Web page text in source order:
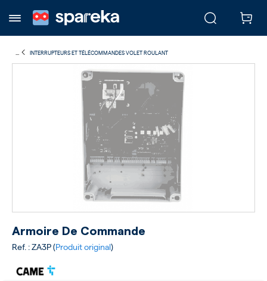
INTERRUPTEURS ET TÉLÉCOMMANDES VOLET ROULANT
Armoire De Commande
Ref. : ZA3P (Produit original)